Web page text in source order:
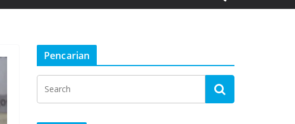
Pencarian